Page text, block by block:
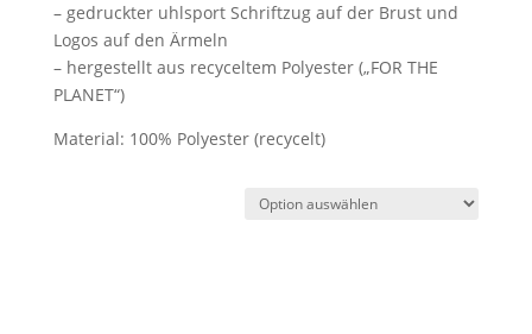
– gedruckter uhlsport Schriftzug auf der Brust und
Logos auf den Ärmeln
– hergestellt aus recyceltem Polyester („FOR THE
PLANET“)
Material: 100% Polyester (recycelt)